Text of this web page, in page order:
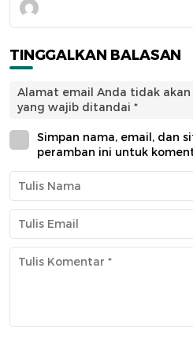
TINGGALKAN BALASAN
Alamat email Anda tidak akan
yang wajib ditandai *
Simpan nama, email, dan
peramban ini untuk